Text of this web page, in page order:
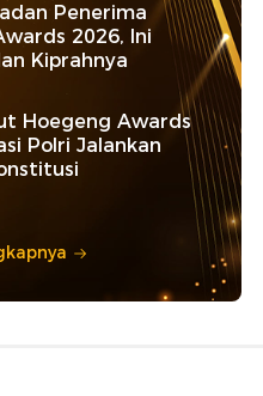
Penerima
2026, Ini
Kiprahnya
Hoegeng Awards
Polri Jalankan